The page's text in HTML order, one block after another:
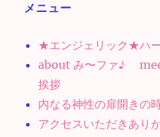
メニュー
★エンジェリック★ハ
about み〜ファ♪
挨拶
内なる神性の扉開きの
アクセスいただきあり